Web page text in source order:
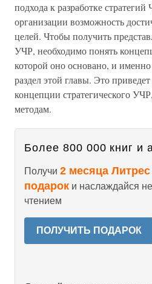
подхода к разработке
организации возможность
целей. Чтобы получить
УЧР, необходимо понять
которой оно основано, и
раздел этой главы. Это
концепции стратегического
методам.
Более 800 000 книг и
Получи 2 месяца
подарок и наслаждайся
чтением
ПОЛУЧИТЬ ПОДАРОК